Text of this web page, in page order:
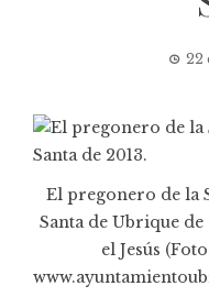
22
El pregonero de la
Santa de Ubrique de
el Jesús